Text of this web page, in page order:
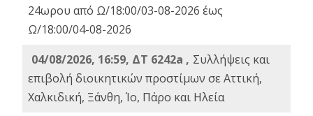
24ωρου από Ω/18:00/03-08-2026 έως
Ω/18:00/04-08-2026
04/08/2026, 16:59, ΔΤ 6242a , Συλλήψεις και
επιβολή διοικητικών προστίμων σε Αττική,
Χαλκιδική, Ξάνθη, Ίο, Πάρο και Ηλεία